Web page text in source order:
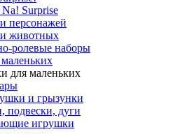
Surprise
персонажей
животных
ролевые наборы
для маленьких
и грызунки
подвески, дуги
игрушки